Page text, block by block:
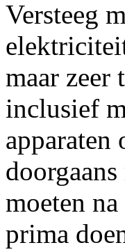
Versteeg
maar
inclusief
apparaten
moeten
prima